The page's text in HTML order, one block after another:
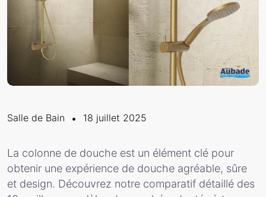
Salle de Bain 18 juillet 2025
La colonne de douche est un élément clé pour
obtenir une expérience de douche agréable, sûre
et design. Découvrez notre comparatif détaillé des